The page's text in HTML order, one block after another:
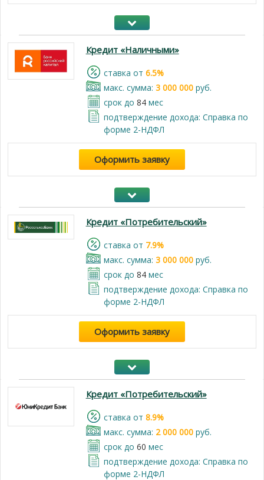
Кредит «Наличными»
cтавка от 6.5%
макс. сумма: 3 000 000руб.
срок до 84мес
подтверждение дохода: Справка по
форме 2-НДФЛ
Оформить заявку
Кредит «Потребительский»
cтавка от 7.9%
макс. сумма: 3 000 000руб.
срок до 84мес
подтверждение дохода: Справка по
форме 2-НДФЛ
Оформить заявку
Кредит «Потребительский»
cтавка от 8.9%
макс. сумма: 2 000 000руб.
срок до 60 мес
подтверждение дохода: Справка по
форме 2-НДФЛ